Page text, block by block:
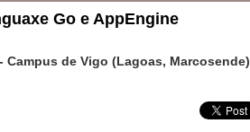
Go e AppEngine
de Vigo (Lagoas, Marcosende)